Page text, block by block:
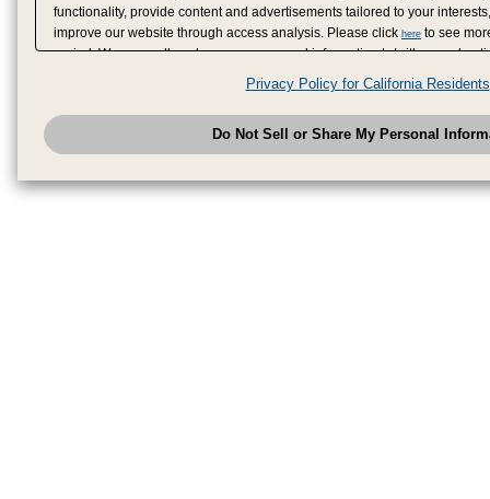
functionality, provide content and advertisements tailored to your
improve our website through access analysis. Please click here to see
period. We may sell or share your personal information to/with our
analytics service partners. These partners may combine the data shared
have provided to them or that they have collected from your use of their
analyze and optimize advertisements delivered to you by businesses
have the right to opt out of sale or share of your personal information by
to exercise your right. If we have detected an opt-out
honored.Change your sell or share preference
Privacy Policy for California Residents
Do Not Sell or Share My Personal